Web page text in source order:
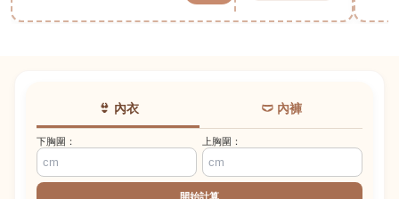
👙 內衣 🩲 內褲
下胸圍： 上胸圍：
開始計算